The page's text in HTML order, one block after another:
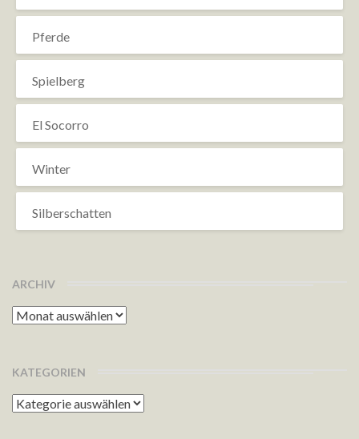
Pferde
Spielberg
El Socorro
Winter
Silberschatten
ARCHIV
Archiv
KATEGORIEN
Kategorien